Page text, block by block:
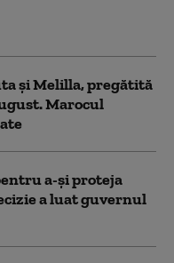
și Melilla, pregătită
Marocul
a-și proteja
a luat guvernul